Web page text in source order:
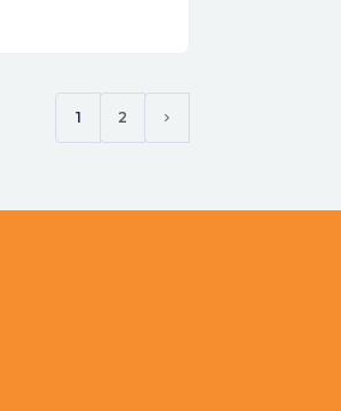
1
(current)
2